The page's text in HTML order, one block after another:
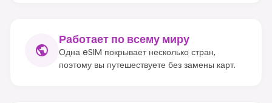
Работает по всему миру
Одна eSIM покрывает несколько стран,
поэтому вы путешествуете без замены карт.